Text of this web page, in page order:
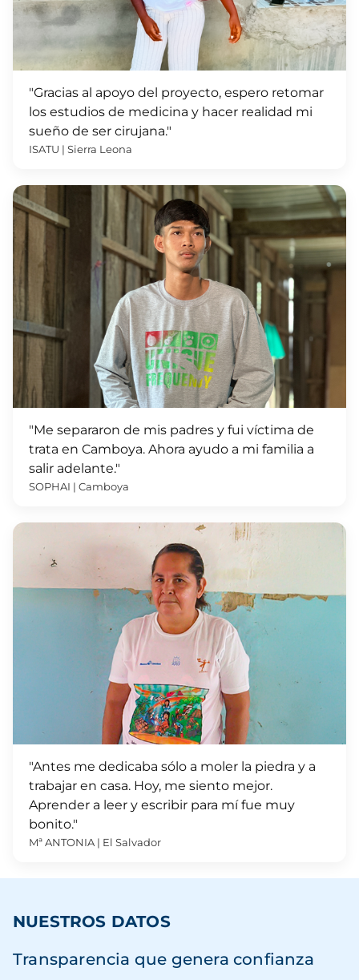
"Gracias al apoyo del proyecto, espero retomar
los estudios de medicina y hacer realidad mi
sueño de ser cirujana."
ISATU | Sierra Leona
"Me separaron de mis padres y fui víctima de
trata en Camboya. Ahora ayudo a mi familia a
salir adelante."
SOPHAI | Camboya
"Antes me dedicaba sólo a moler la piedra y a
trabajar en casa. Hoy, me siento mejor.
Aprender a leer y escribir para mí fue muy
bonito."
Mª ANTONIA | El Salvador
NUESTROS DATOS
Transparencia que genera confianza